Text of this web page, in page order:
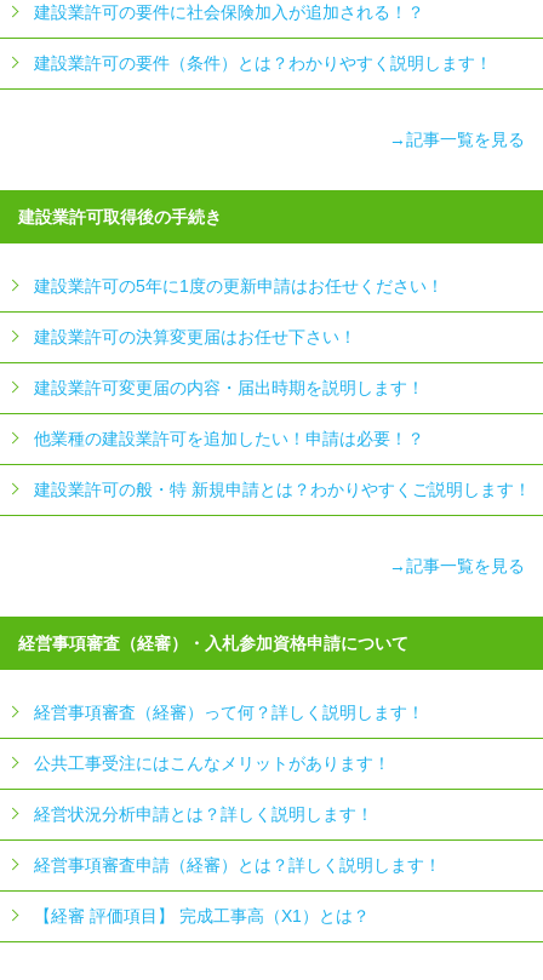
建設業許可の要件に社会保険加入が追加される！？
建設業許可の要件（条件）とは？わかりやすく説明します！
→記事一覧を見る
建設業許可取得後の手続き
建設業許可の5年に1度の更新申請はお任せください！
建設業許可の決算変更届はお任せ下さい！
建設業許可変更届の内容・届出時期を説明します！
他業種の建設業許可を追加したい！申請は必要！？
建設業許可の般・特 新規申請とは？わかりやすくご説明します！
→記事一覧を見る
経営事項審査（経審）・入札参加資格申請について
経営事項審査（経審）って何？詳しく説明します！
公共工事受注にはこんなメリットがあります！
経営状況分析申請とは？詳しく説明します！
経営事項審査申請（経審）とは？詳しく説明します！
【経審 評価項目】 完成工事高（X1）とは？